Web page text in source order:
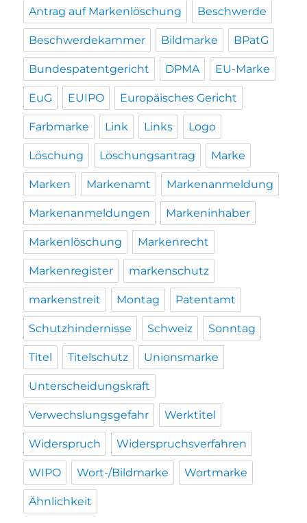
Antrag auf Markenlöschung Beschwerde
Beschwerdekammer Bildmarke BPatG
Bundespatentgericht DPMA EU-Marke
EuG EUIPO Europäisches Gericht
Farbmarke Link Links Logo
Löschung Löschungsantrag Marke
Marken Markenamt Markenanmeldung
Markenanmeldungen Markeninhaber
Markenlöschung Markenrecht
Markenregister markenschutz
markenstreit Montag Patentamt
Schutzhindernisse Schweiz Sonntag
Titel Titelschutz Unionsmarke
Unterscheidungskraft
Verwechslungsgefahr Werktitel
Widerspruch Widerspruchsverfahren
WIPO Wort-/Bildmarke Wortmarke
Ähnlichkeit